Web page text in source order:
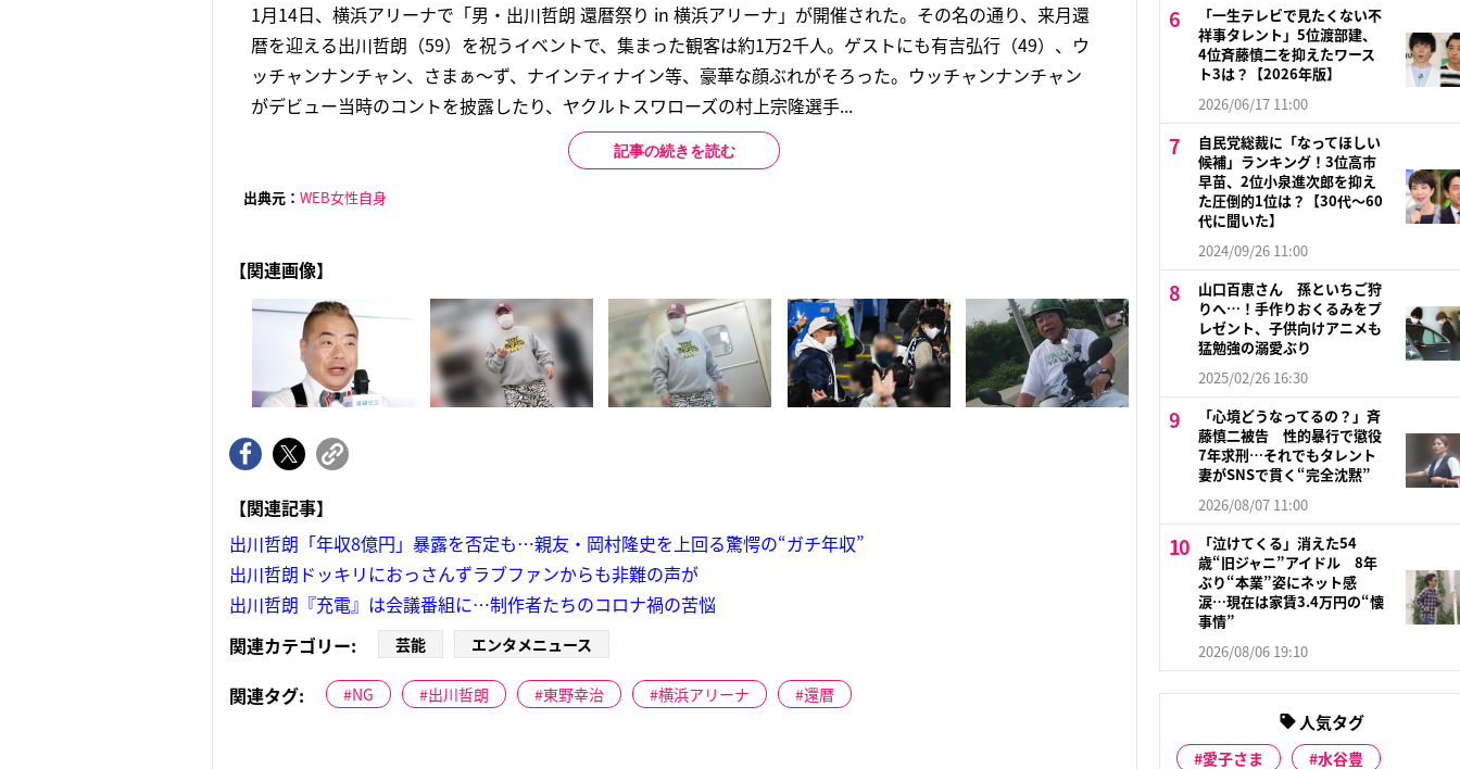
1月14日、横浜アリーナで「男・出川哲朗 還暦祭り in 横浜アリーナ」が開催された。その名の通り、来月還
暦を迎える出川哲朗（59）を祝うイベントで、集まった観客は約1万2千人。ゲストにも有吉弘行（49）、ウ
ッチャンナンチャン、さまぁ～ず、ナインティナイン等、豪華な顔ぶれがそろった。ウッチャンナンチャン
がデビュー当時のコントを披露したり、ヤクルトスワローズの村上宗隆選手...
記事の続きを読む
出典元： WEB女性自身
【関連画像】
【関連記事】
出川哲朗「年収8億円」暴露を否定も…親友・岡村隆史を上回る驚愕の“ガチ年収”
出川哲朗ドッキリにおっさんずラブファンからも非難の声が
出川哲朗『充電』は会議番組に…制作者たちのコロナ禍の苦悩
関連カテゴリー:
芸能 エンタメニュース
関連タグ: NG 出川哲朗 東野幸治 横浜アリーナ 還暦
「一生テレビで見たくない不
祥事タレント」5位渡部建、
4位斉藤慎二を抑えたワース
ト3は？【2026年版】
2026/06/17 11:00
自民党総裁に「なってほしい
候補」ランキング！3位高市
早苗、2位小泉進次郎を抑え
た圧倒的1位は？【30代〜60
代に聞いた】
2024/09/26 11:00
山口百恵さん 孫といちご狩
りへ…！手作りおくるみをプ
レゼント、子供向けアニメも
猛勉強の溺愛ぶり
2025/02/26 16:30
「心境どうなってるの？」斉
藤慎二被告 性的暴行で懲役
7年求刑…それでもタレント
妻がSNSで貫く“完全沈黙”
2026/08/07 11:00
「泣けてくる」消えた54
歳“旧ジャニ”アイドル 8年
ぶり“本業”姿にネット感
涙…現在は家賃3.4万円の“懐
事情”
2026/08/06 19:10
人気タグ
愛子さま
水谷豊